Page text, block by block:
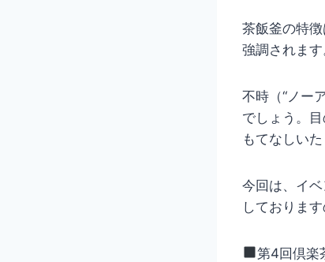
茶飯釜の特
強調されます
不時（“ノー
でしょう。
もてなしい
今回は、イ
しておりま
第4回倶